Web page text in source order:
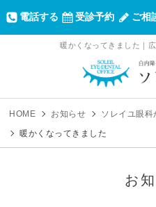
暖かくなってきました｜
電話する 受診予約 ご相
HOME お知らせ
ソレイユ眼科
暖かくなってきました
お